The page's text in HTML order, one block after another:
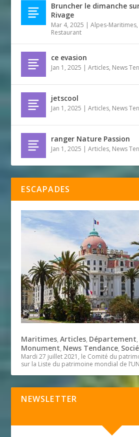
Bruncher le dimanche
Rivage
Mar 4, 2025 |Alpes-Maritimes
Restaurant
ce evasion
Jan 1, 2025 |Articles, News
jetscool
Jan 1, 2025 |Articles, News
ranger Nature Passion
Jan 1, 2025 |Articles, News
ESCAPADES
Maritimes,Articles, Département,
Monument, News Tendance,
Mardi 27 juillet 2021, le Comité du
sur la Liste du patrimoine mondial de
NEWSLETTER